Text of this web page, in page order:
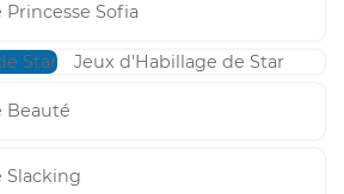
Princesse Sofia
Jeux d'Habillage de Star
Beauté
Slacking